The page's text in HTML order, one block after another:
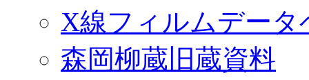
X線フィルムデータ
森岡柳蔵旧蔵資料